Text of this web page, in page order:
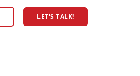
LET'S TALK!